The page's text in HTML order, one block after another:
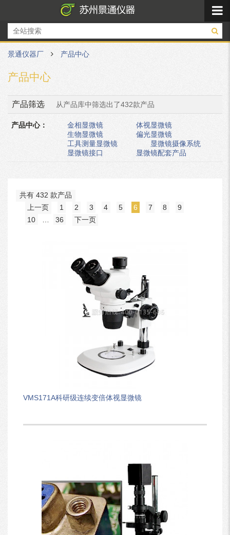
景通仪器厂 产品中心
产品中心
产品筛选 从产品库中筛选出了432款产品
产品中心： 金相显微镜
体视显微镜
生物显微镜
偏光显微镜
工具测量显微镜
显微镜摄像系统
显微镜接口
显微镜配套产品
共有 432 款产品
上一页
1 2 3 4 5 6 7 8
9
10
36 下一页
VMS171A科研级连续变倍体视显微镜